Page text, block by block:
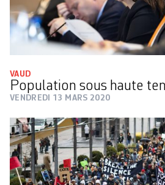
VAUD
Population sous haute
VENDREDI 13 MARS 2020